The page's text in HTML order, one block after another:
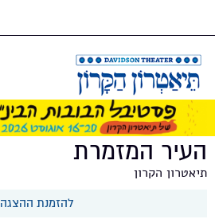
העיר המזמרת
תיאטרון הקרון
להזמנת ההצגה